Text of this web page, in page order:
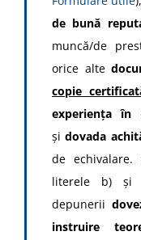
de bună
muncă/de
orice alte
copie
experiența în
șidovada
de echivalare.
literele b) și
depunerii
instruire